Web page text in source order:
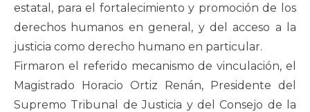
estatal, para el fortalecimiento y promoción de los
derechos humanos en general, y del acceso a la
justicia como derecho humano en particular.
Firmaron el referido mecanismo de vinculación, el
Magistrado Horacio Ortiz Renán, Presidente del
Supremo Tribunal de Justicia y del Consejo de la